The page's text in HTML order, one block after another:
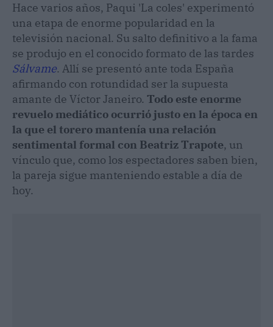
Hace varios años, Paqui 'La coles' experimentó
una etapa de enorme popularidad en la
televisión nacional. Su salto definitivo a la fama
se produjo en el conocido formato de las tardes
Sálvame. Allí se presentó ante toda España
afirmando con rotundidad ser la supuesta
amante de Víctor Janeiro. Todo este enorme
revuelo mediático ocurrió justo en la época en
la que el torero mantenía una relación
sentimental formal con Beatriz Trapote, un
vínculo que, como los espectadores saben bien,
la pareja sigue manteniendo estable a día de
hoy.